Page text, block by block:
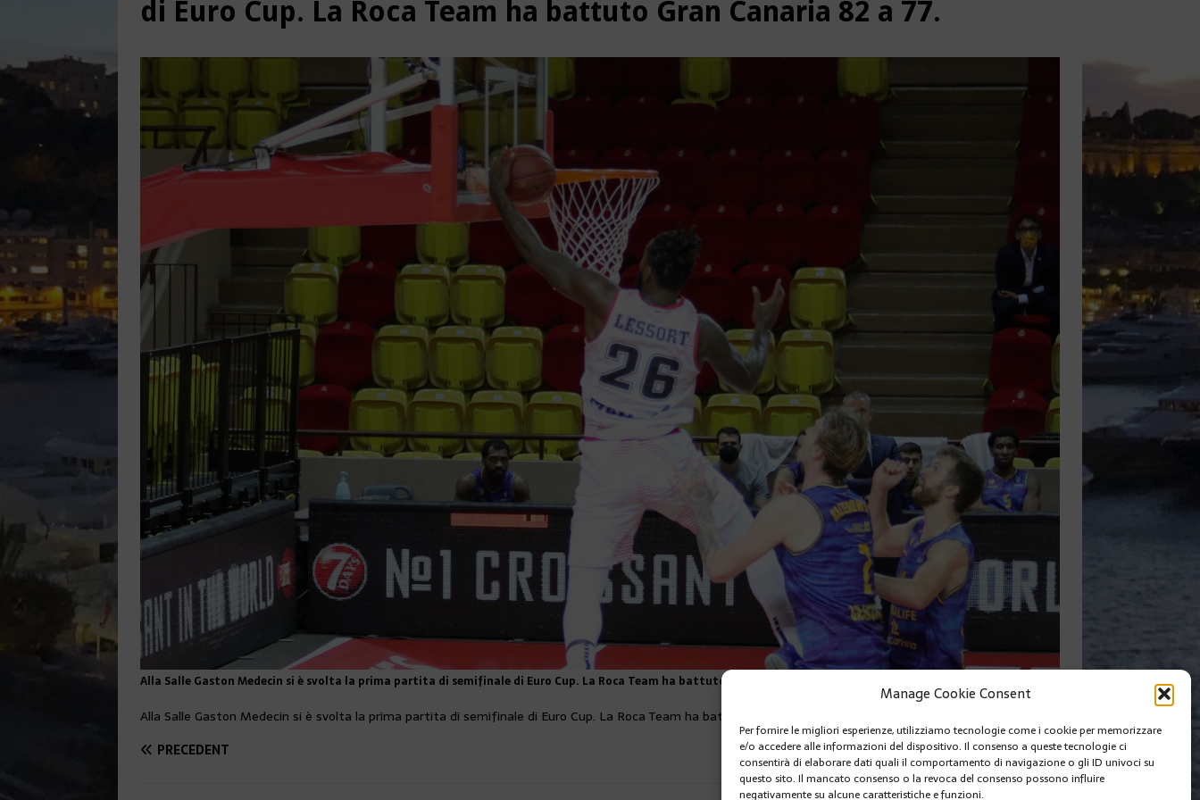
Manage Cookie Consent
Per fornire le migliori esperienze, utilizziamo tecnologie come i cookie per memorizzare
e/o accedere alle informazioni del dispositivo. Il consenso a queste tecnologie ci
consentirà di elaborare dati quali il comportamento di navigazione o gli ID univoci su
questo sito. Il mancato consenso o la revoca del consenso possono influire
negativamente su alcune caratteristiche e funzioni.
di Euro Cup. La Roca Team ha battuto Gran Canaria 82 a 77.
Alla Salle Gaston Medecin si è svolta la prima partita di semifinale di Euro Cup. La Roca Team ha battuto Gran Canaria 82 a 77.
Alla Salle Gaston Medecin si è svolta la prima partita di semifinale di Euro Cup. La Roca Team ha battuto Gran Canaria 82 a 77.
PRÉCÉDENT